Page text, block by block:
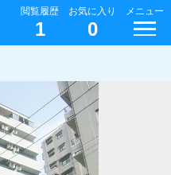
閲覧履歴
1
お気に入り
0
メニュー